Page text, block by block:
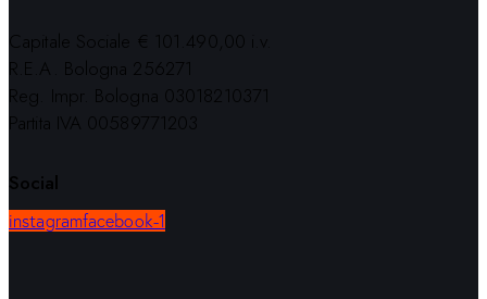
Capitale Sociale € 101.490,00 i.v.
R.E.A. Bologna 256271
Reg. Impr. Bologna 03018210371
Partita IVA 00589771203
Social
instagramfacebook-1